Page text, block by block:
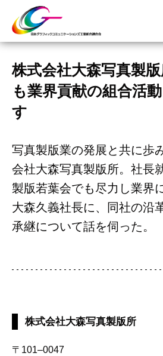
株式会社大森写真製
も業界貢献の組合活
す
写真製版業の発展と共に歩
会社大森写真製版所。社長
製版若葉会でも尽力し業界
大森久義社長に、同社の沿
承継について話を伺った。
株式会社大森写真製版所
〒101–0047